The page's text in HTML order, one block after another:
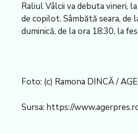
Raliul Vâlcii va debuta vineri,
de copilot. Sâmbătă seara,
duminică, de la ora 18:30, la
Foto: (c) Ramona DINCĂ /
Sursa: https://